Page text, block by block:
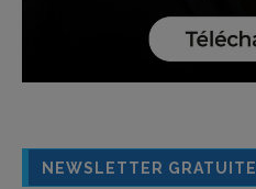
NEWSLETTER GRATUITE